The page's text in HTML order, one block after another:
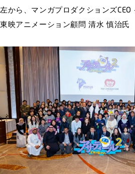
左から、マンガプロダクションズCEO
東映アニメーション顧問 清水 慎治氏